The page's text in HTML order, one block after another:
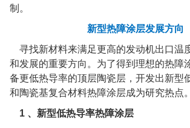
制。
新型热障涂层发展方向
寻找新材料来满足更高的发动机出口温
和发展的重要方向。为了得到理想的热障
备更低热导率的顶层陶瓷层，开发出新型
和陶瓷基复合材料热障涂层成为研究热点。
1 、新型低热导率热障涂层